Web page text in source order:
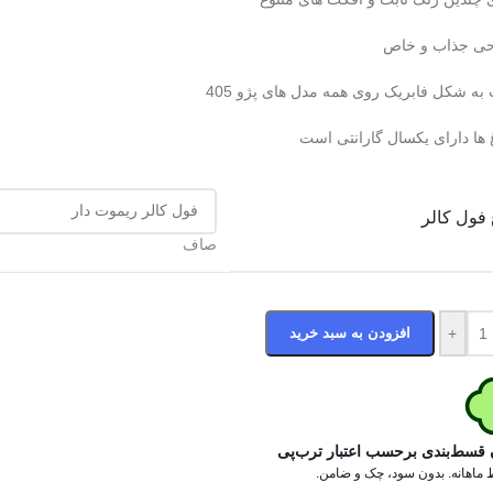
جذاب و خاص
شکل فابریک روی همه مدل های پژو 405
ها دارای یکسال گارانتی است
فول کالر
صاف
+ افزودن به سبد خرید
قسط‌بندی برحسب اعتبار ترب‌پی